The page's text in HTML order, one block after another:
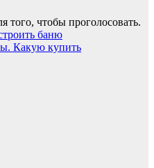
того, чтобы проголосовать.
баню
Какую купить